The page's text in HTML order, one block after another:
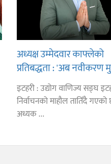
अध्यक्ष उम्मेदवार काफ्लेको
प्रतिबद्धता : 'अब नवीकरण
होइन मोबाइलबाटै हुन्छ'
इटहरी : उद्योग वाणिज्य सङ्घ
निर्वाचनको माहौल तातिँदै गएको
अध्यक ...